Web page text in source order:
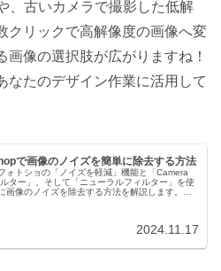
、古いカメラで撮影した低解
クリックで高解像度の画像へ変
像の選択肢が広がりますね！
なたのデザイン作業に活用して
で画像のノイズを簡単に除去する方法
ォトショの「ノイズを軽減」機能と「Camera
ター」、そして「ニューラルフィルター」を使
画像のノイズを除去する方法を解説します。ぜ
2024.11.17